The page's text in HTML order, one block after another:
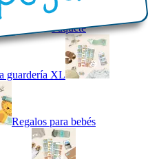
Paquete
guardería XL
Regalos para bebés